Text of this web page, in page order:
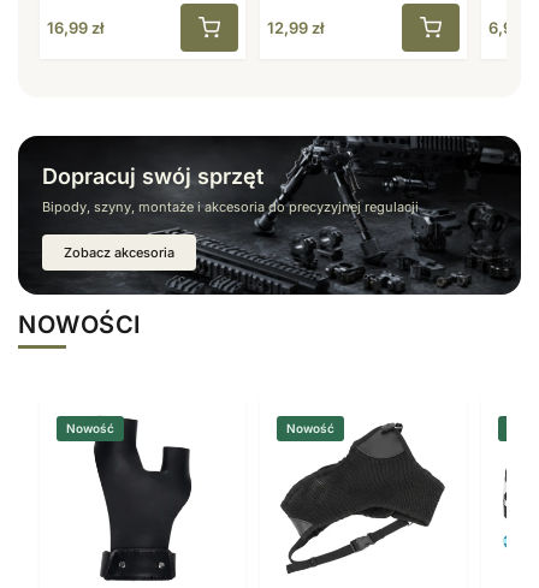
16,99zł 12,99zł 6,99
Dopracuj swój sprzęt
Bipody, szyny, montaże i akcesoria do precyzyjnej regulacji
Zobacz akcesoria
NOWOŚCI
Nowość Nowość